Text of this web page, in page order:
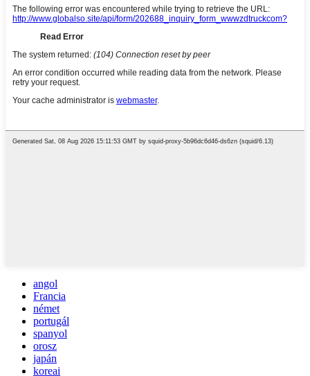
angol
Francia
német
portugál
spanyol
orosz
japán
koreai